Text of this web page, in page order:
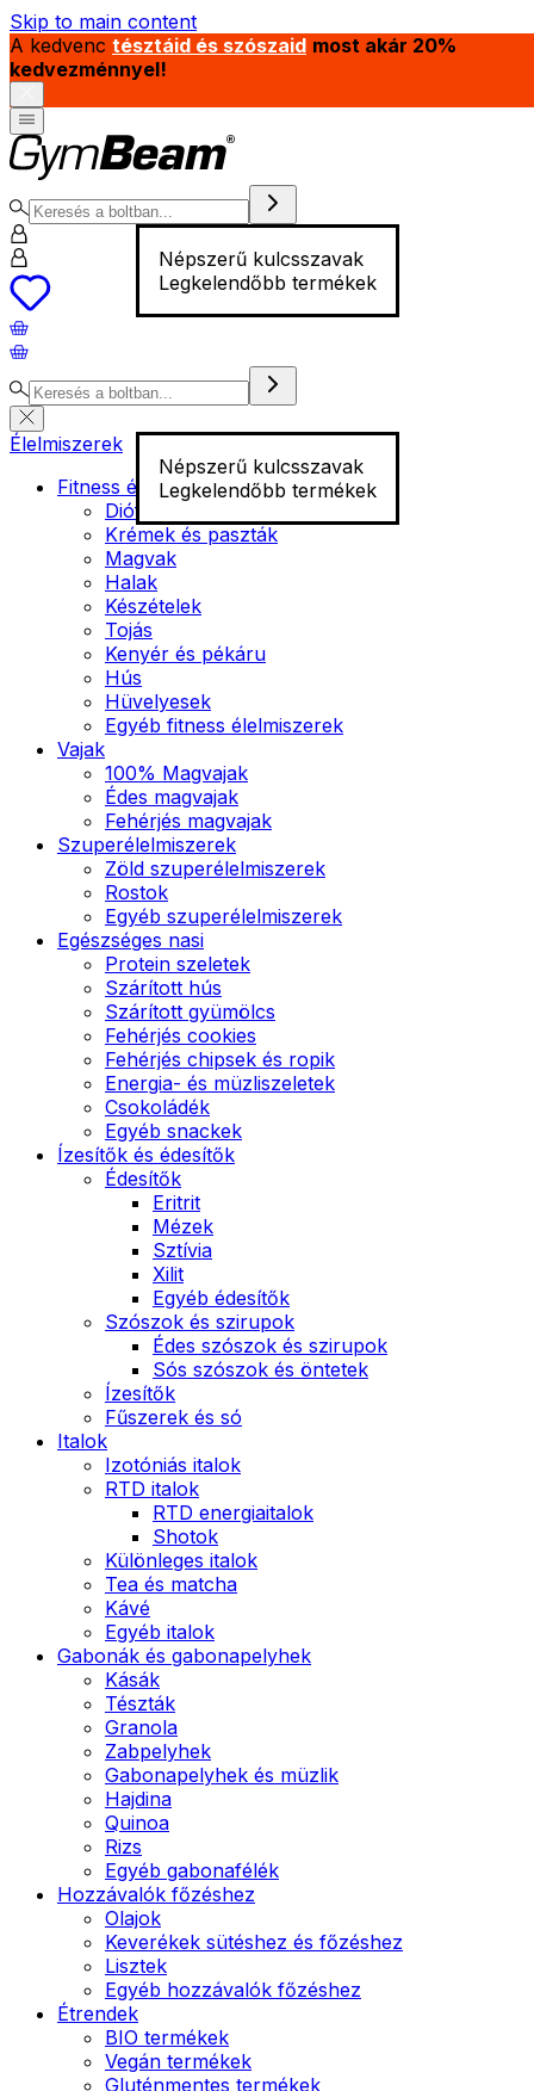
Skip to main content
A kedvenc tésztáid és szószaid most akár 20%
kedvezménnyel!
Népszerű kulcsszavak
Legkelendőbb termékek
Népszerű kulcsszavak
Legkelendőbb termékek
Élelmiszerek
Fitness élelmiszer
Diófélék
Krémek és paszták
Magvak
Halak
Készételek
Tojás
Kenyér és pékáru
Hús
Hüvelyesek
Egyéb fitness élelmiszerek
Vajak
100% Magvajak
Édes magvajak
Fehérjés magvajak
Szuperélelmiszerek
Zöld szuperélelmiszerek
Rostok
Egyéb szuperélelmiszerek
Egészséges nasi
Protein szeletek
Szárított hús
Szárított gyümölcs
Fehérjés cookies
Fehérjés chipsek és ropik
Energia- és müzliszeletek
Csokoládék
Egyéb snackek
Ízesítők és édesítők
Édesítők
Eritrit
Mézek
Sztívia
Xilit
Egyéb édesítők
Szószok és szirupok
Édes szószok és szirupok
Sós szószok és öntetek
Ízesítők
Fűszerek és só
Italok
Izotóniás italok
RTD italok
RTD energiaitalok
Shotok
Különleges italok
Tea és matcha
Kávé
Egyéb italok
Gabonák és gabonapelyhek
Kásák
Tészták
Granola
Zabpelyhek
Gabonapelyhek és müzlik
Hajdina
Quinoa
Rizs
Egyéb gabonafélék
Hozzávalók főzéshez
Olajok
Keverékek sütéshez és főzéshez
Lisztek
Egyéb hozzávalók főzéshez
Étrendek
BIO termékek
Vegán termékek
Gluténmentes termékek